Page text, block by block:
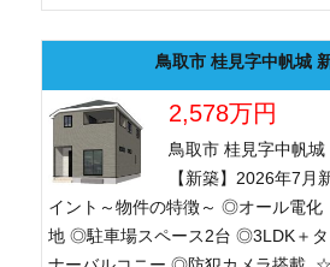
鳥取市 桂見字中帆城
2,578万円
鳥取市 桂見字中帆城
【新築】2026年7月
イント～物件の特徴～ ◎オール電
地 ◎駐車場スペース2台 ◎3LDK＋